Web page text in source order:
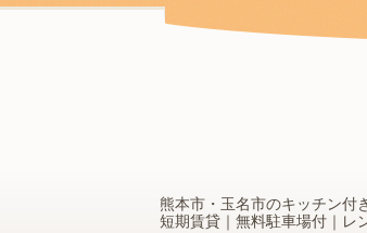
熊本市・玉名市のキッチン付
短期賃貸｜無料駐車場付｜